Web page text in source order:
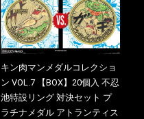
キン肉マンメダルコレクショ
ン VOL.7 【BOX】20個入 不忍
池特設リング 対決セット プ
ラチナメダル アトランティス